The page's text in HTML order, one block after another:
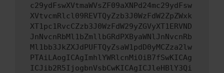
c29ydFswXVtmaWVsZF09aXNPd24mc29ydFsw
XVtvcmRlcl09REVTQyZzb3J0WzFdW2ZpZWxk
XT1pc1RvcCZzb3J0WzFdW29yZGVyXT1ERVND
JnNvcnRbMl1bZmllbGRdPXByaWNlJnNvcnRb
Ml1bb3JkZXJdPUFTQyZsaW1pdD0yMCZza2lw
PTAiLAogICAgImhlYWRlcnMiOiB7fSwKICAg
ICJib2R5IjogbnVsbCwKICAgICJleHBlY3Qi